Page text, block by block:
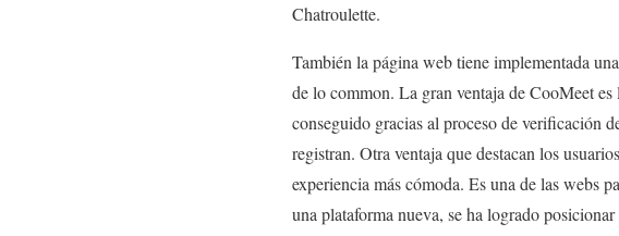
Chatroulette.
También la página web tiene implementada
de lo common. La gran ventaja de CooMeet
conseguido gracias al proceso de verificación
registran. Otra ventaja que destacan los
experiencia más cómoda. Es una de las webs
una plataforma nueva, se ha logrado